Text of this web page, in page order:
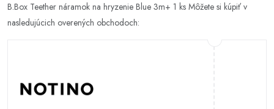
B.Box Teether náramok na hryzenie Blue 3m+ 1 ks Môžete si kúpiť v
nasledujúcich overených obchodoch: